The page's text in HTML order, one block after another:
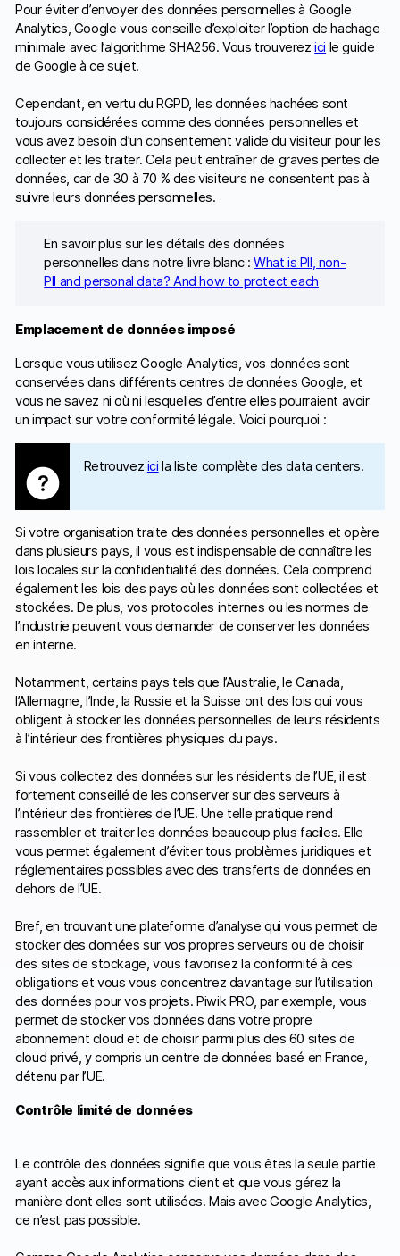
Pour éviter d’envoyer des données personnelles à Google
Analytics, Google vous conseille d’exploiter l’option de hachage
minimale avec l’algorithme SHA256. Vous trouverezici le guide
de Google à ce sujet.
Cependant, en vertu du RGPD, les données hachées sont
toujours considérées comme des données personnelles et
vous avez besoin d’un consentement valide du visiteur pour les
collecter et les traiter. Cela peut entraîner de graves pertes de
données, car de 30 à 70 % des visiteurs ne consentent pas à
suivre leurs données personnelles.
En savoir plus sur les détails des données
personnelles dans notre livre blanc :What is PII, non-
PII and personal data? And how to protect each
Emplacement de données imposé
Lorsque vous utilisez Google Analytics, vos données sont
conservées dans différents centres de données Google, et
vous ne savez ni où ni lesquelles d’entre elles pourraient avoir
un impact sur votre conformité légale. Voici pourquoi :
Retrouvez ici la liste complète des data centers.
Si votre organisation traite des données personnelles et opère
dans plusieurs pays, il vous est indispensable de connaître les
lois locales sur la confidentialité des données. Cela comprend
également les lois des pays où les données sont collectées et
stockées. De plus, vos protocoles internes ou les normes de
l’industrie peuvent vous demander de conserver les données
en interne.
Notamment, certains pays tels que l’Australie, le Canada,
l’Allemagne, l’Inde, la Russie et la Suisse ont des lois qui vous
obligent à stocker les données personnelles de leurs résidents
à l’intérieur des frontières physiques du pays.
Si vous collectez des données sur les résidents de l’UE, il est
fortement conseillé de les conserver sur des serveurs à
l’intérieur des frontières de l’UE. Une telle pratique rend
rassembler et traiter les données beaucoup plus faciles. Elle
vous permet également d’éviter tous problèmes juridiques et
réglementaires possibles avec des transferts de données en
dehors de l’UE.
Bref, en trouvant une plateforme d’analyse qui vous permet de
stocker des données sur vos propres serveurs ou de choisir
des sites de stockage, vous favorisez la conformité à ces
obligations et vous vous concentrez davantage sur l’utilisation
des données pour vos projets. Piwik PRO, par exemple, vous
permet de stocker vos données dans votre propre
abonnement cloud et de choisir parmi plus des 60 sites de
cloud privé, y compris un centre de données basé en France,
détenu par l’UE.
Contrôle limité de données
Le contrôle des données signifie que vous êtes la seule partie
ayant accès aux informations client et que vous gérez la
manière dont elles sont utilisées. Mais avec Google Analytics,
ce n’est pas possible.